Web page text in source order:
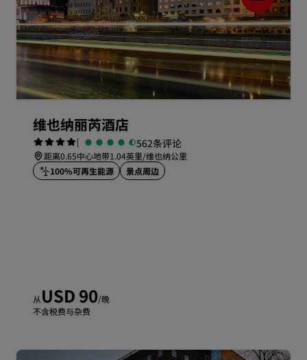
维也纳丽芮酒店
| 562条评论
距离0.65中心地带1.04英里/维也纳公里
100%可再生能源
景点周边
从 USD 90/晚
不含税费与杂费